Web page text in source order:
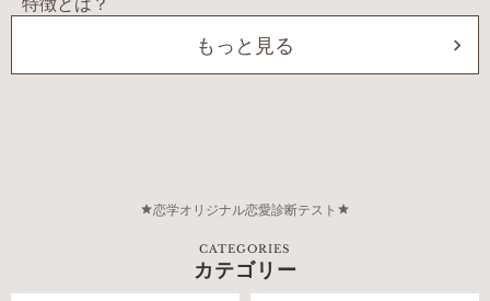
もっと見る
恋学オリジナル恋愛診断テスト
CATEGORIES
カテゴリー